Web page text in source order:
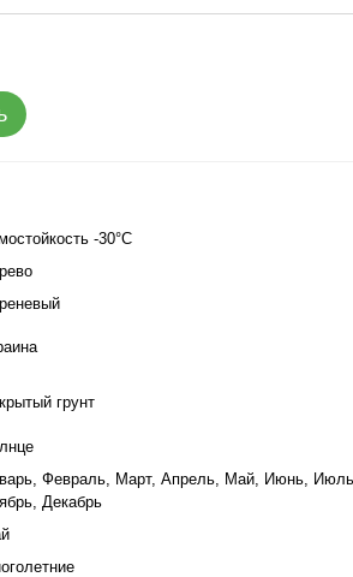
-30°C
грунт
Февраль, Март, Апрель, Май, Июнь,
Декабрь